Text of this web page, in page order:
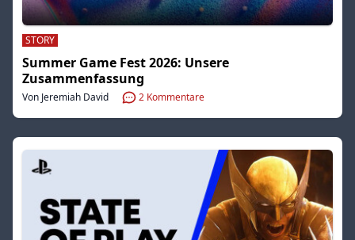
STORY
Summer Game Fest 2026: Unsere
Zusammenfassung
Von Jeremiah David 2 Kommentare